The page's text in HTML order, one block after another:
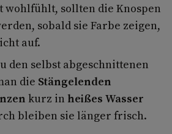
wohlfühlt, sollten die Knospen
sobald sie Farbe zeigen,
auf.
den selbst abgeschnittenen
die Stängelenden
kurz in heißes Wasser
bleiben sie länger frisch.